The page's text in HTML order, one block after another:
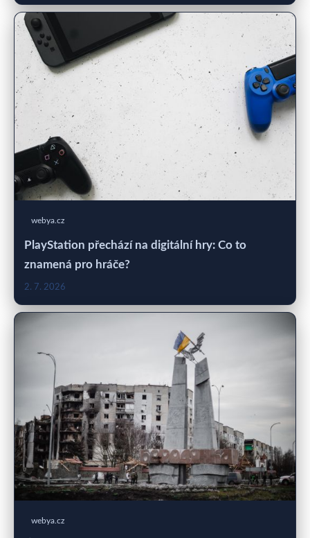
webya.cz
PlayStation přechází na digitální hry: Co to
znamená pro hráče?
2. 7. 2026
webya.cz